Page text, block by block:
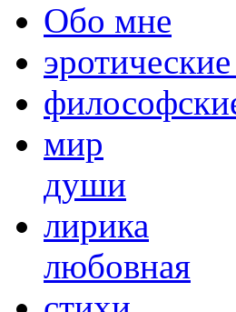
Обо мне
мир
души
лирика
любовная